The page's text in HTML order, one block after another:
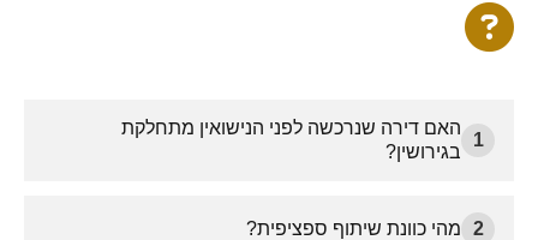
האם דירה שנרכשה לפני הנישואין מתחלקת
בגירושין?
מהי כוונת שיתוף ספציפית?